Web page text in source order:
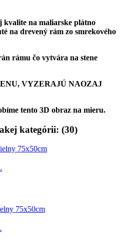
kvalite na maliarske plátno
na drevený rám zo smrekového
rámu čo vytvára na stene
VYZERAJÚ NAOZAJ
tento 3D obraz na mieru.
kategórii: (30)